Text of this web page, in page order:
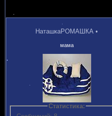
НаташкаРОМАШКА •
мама
Статистика: